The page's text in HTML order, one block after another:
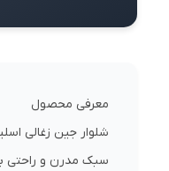
معرفی محصول
شلوار جین زغالی
سبک مدرن و راحتی